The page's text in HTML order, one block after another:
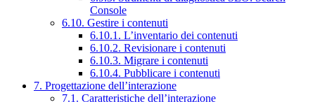
Console
6.10. Gestire i contenuti
6.10.1. L’inventario dei contenuti
6.10.2. Revisionare i contenuti
6.10.3. Migrare i contenuti
6.10.4. Pubblicare i contenuti
7. Progettazione dell’interazione
7.1. Caratteristiche dell’interazione